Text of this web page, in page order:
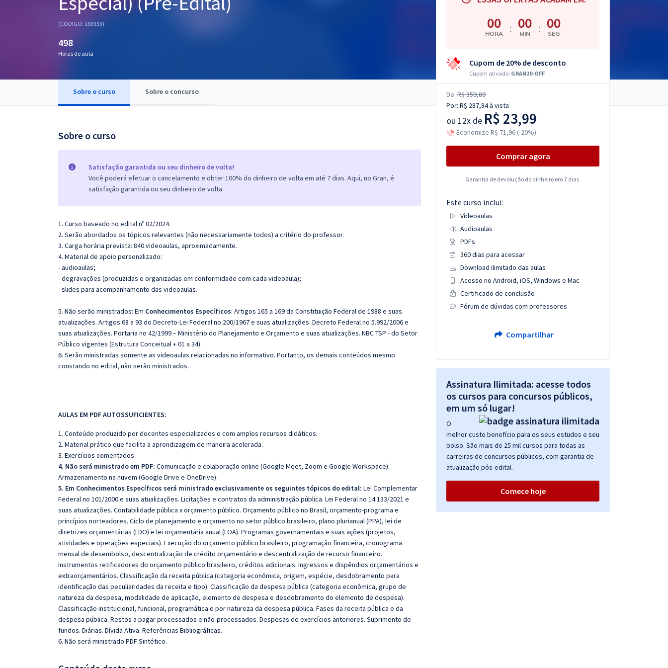
Questões grátis
(CÓDIGO: 193333)
498
Horas de aula
Sobre o curso Sobre o concurso
Sobre o curso
Satisfação garantida ou seu dinheiro de volta!
Você poderá efetuar o cancelamento e obter 100% do dinheiro de volta em até 7 dias. Aqui, no Gran, é
satisfação garantida ou seu dinheiro de volta.
1. Curso baseado no edital nº 02/2024.
2. Serão abordados os tópicos relevantes (não necessariamente todos) a critério do professor.
3. Carga horária prevista: 840 videoaulas, aproximadamente.
4. Material de apoio personalizado:
- audioaulas;
- degravações (produzidas e organizadas em conformidade com cada videoaula);
- slides para acompanhamento das videoaulas.
5. Não serão ministrados: Em Conhecimentos Específicos: Artigos 165 a 169 da Constituição Federal de 1988 e suas
atualizações. Artigos 68 a 93 do Decreto-Lei Federal no 200/1967 e suas atualizações. Decreto Federal no 5.992/2006 e
suas atualizações. Portaria no 42/1999 – Ministério do Planejamento e Orçamento e suas atualizações. NBC TSP - do Setor
Público vigentes (Estrutura Conceitual + 01 a 34).
6. Serão ministradas somente as videoaulas relacionadas no informativo. Portanto, os demais conteúdos mesmo
constando no edital, não serão ministrados.
AULAS EM PDF AUTOSSUFICIENTES:
1. Conteúdo produzido por docentes especializados e com amplos recursos didáticos.
2. Material prático que facilita a aprendizagem de maneira acelerada.
3. Exercícios comentados.
4. Não será ministrado em PDF: Comunicação e colaboração online (Google Meet, Zoom e Google Workspace).
Armazenamento na nuvem (Google Drive e OneDrive).
5. Em Conhecimentos Específicos será ministrado exclusivamente os seguintes tópicos do edital: Lei Complementar
Federal no 101/2000 e suas atualizações. Licitações e contratos da administração pública. Lei Federal no 14.133/2021 e
suas atualizações. Contabilidade pública x orçamento público. Orçamento público no Brasil, orçamento-programa e
princípios norteadores. Ciclo de planejamento e orçamento no setor público brasileiro, plano plurianual (PPA), lei de
diretrizes orçamentárias (LDO) e lei orçamentária anual (LOA). Programas governamentais e suas ações (projetos,
atividades e operações especiais). Execução do orçamento público brasileiro, programação financeira, cronograma
mensal de desembolso, descentralização de crédito orçamentário e descentralização de recurso financeiro.
Instrumentos retificadores do orçamento público brasileiro, créditos adicionais. Ingressos e dispêndios orçamentários e
extraorçamentários. Classificação da receita pública (categoria econômica, origem, espécie, desdobramento para
identificação das peculiaridades da receita e tipo). Classificação da despesa pública (categoria econômica, grupo de
natureza da despesa, modalidade de aplicação, elemento de despesa e desdobramento do elemento de despesa).
Classificação institucional, funcional, programática e por natureza da despesa pública. Fases da receita pública e da
despesa pública. Restos a pagar processados e não-processados. Despesas de exercícios anteriores. Suprimento de
fundos. Diárias. Dívida Ativa. Referências Bibliográficas.
6. Não será ministrado PDF Sintético.
00
HORA : 00
MIN : 00
SEG
Cupom de 20% de desconto
Cupom ativado: GRAN20-OFF
De: R$ 359,80
Por: R$ 287,84à vista
ou 12x de R$ 23,99
Economize R$ 71,96 (-20%)
Comprar agora
Garantia de devolução do dinheiro em 7 dias.
Este curso inclui:
Videoaulas
Audioaulas
PDFs
360 dias para acessar
Download ilimitado das aulas
Acesso no Android, iOS, Windows e Mac
Certificado de conclusão
Fórum de dúvidas com professores
Compartilhar
Assinatura Ilimitada: acesse todos
os cursos para concursos públicos,
em um só lugar!
O
melhor custo benefício para os seus estudos e seu
bolso. São mais de 25 mil cursos para todas as
carreiras de concursos públicos, com garantia de
atualização pós-edital.
Comece hoje